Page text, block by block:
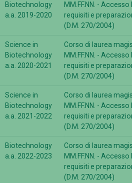
Biotechnology
a.a. 2019-2020
MM.FF.NN. -
requisiti e
(D.M. 270/2004)
Science in
Biotechnology
a.a. 2020-2021
Corso di laurea
MM.FF.NN. -
requisiti e
(D.M. 270/2004)
Science in
Biotechnology
a.a. 2021-2022
Corso di laurea
MM.FF.NN. -
requisiti e
(D.M. 270/2004)
Biotechnology
a.a. 2022-2023
Corso di laurea
MM.FF.NN. -
requisiti e
(D.M. 270/2004)